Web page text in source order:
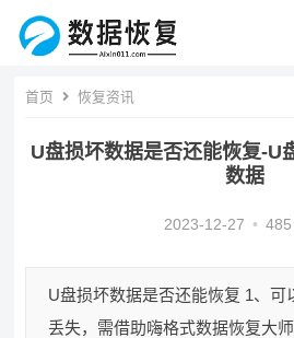
首页 恢复资讯
U盘损坏数据是否还能恢复-U
数据
2023-12-27 • 485
U盘损坏数据是否还能恢复 1、可
丢失，需借助嗨格式数据恢复大